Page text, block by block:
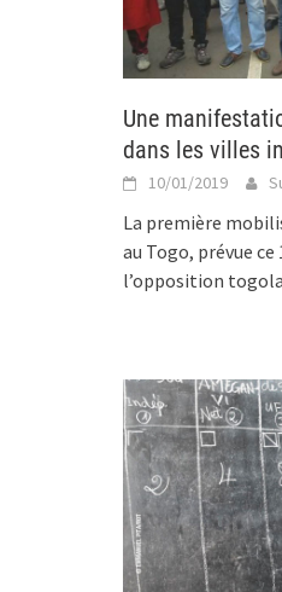
Une
dans les villes
10/01/2019
La première
au Togo, prévue
l’opposition